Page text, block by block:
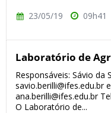
23/05/19 09h41
Laboratório de
Responsáveis: Sávio da
savio.berilli@ifes.edu.br
ana.berilli@ifes.edu.br
O Laboratório de...